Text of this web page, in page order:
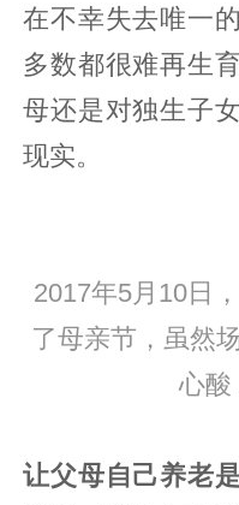
在不幸失去唯一
多数都很难再生
母还是对独生子
现实。
2017年5月10日
了母亲节，虽然
心酸
让父母自己养老